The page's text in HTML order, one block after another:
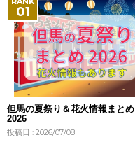
但馬の夏祭り＆花火情報まとめ
2026
投稿日 : 2026/07/08